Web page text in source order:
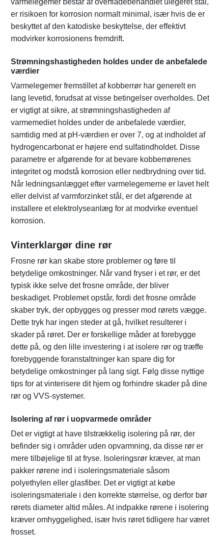
varmelegemer består af overfladebehandlet ulegeret stål,
er risikoen for korrosion normalt minimal, især hvis de er
beskyttet af den katodiske beskyttelse, der effektivt
modvirker korrosionens fremdrift.
Strømningshastigheden holdes under de anbefalede
værdier
Varmelegemer fremstillet af kobberrør har generelt en
lang levetid, forudsat at visse betingelser overholdes. Det
er vigtigt at sikre, at strømningshastigheden af
varmemediet holdes under de anbefalede værdier,
samtidig med at pH-værdien er over 7, og at indholdet af
hydrogencarbonat er højere end sulfatindholdet. Disse
parametre er afgørende for at bevare kobberrørenes
integritet og modstå korrosion eller nedbrydning over tid.
Når ledningsanlægget efter varmelegemerne er lavet helt
eller delvist af varmforzinket stål, er det afgørende at
installere et elektrolyseanlæg for at modvirke eventuel
korrosion.
Vinterklargør dine rør
Frosne rør kan skabe store problemer og føre til
betydelige omkostninger. Når vand fryser i et rør, er det
typisk ikke selve det frosne område, der bliver
beskadiget. Problemet opstår, fordi det frosne område
skaber tryk, der opbygges og presser mod rørets vægge.
Dette tryk har ingen steder at gå, hvilket resulterer i
skader på røret. Der er forskellige måder at forebygge
dette på, og den lille investering i at isolere rør og træffe
forebyggende foranstaltninger kan spare dig for
betydelige omkostninger på lang sigt. Følg disse nyttige
tips for at vinterisere dit hjem og forhindre skader på dine
rør og VVS-systemer.
Isolering af rør i uopvarmede områder
Det er vigtigt at have tilstrækkelig isolering på rør, der
befinder sig i områder uden opvarmning, da disse rør er
mere tilbøjelige til at fryse. Isoleringsrør kræver, at man
pakker rørene ind i isoleringsmateriale såsom
polyethylen eller glasfiber. Det er vigtigt at købe
isoleringsmateriale i den korrekte størrelse, og derfor bør
rørets diameter altid måles. At indpakke rørene i isolering
kræver omhyggelighed, især hvis røret tidligere har været
frosset.